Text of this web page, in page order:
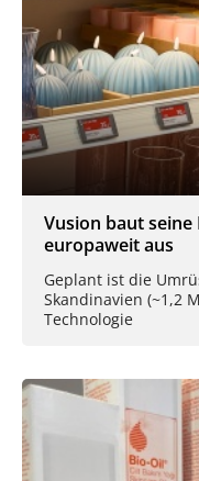
Vusion baut seine
europaweit aus
Geplant ist die
Skandinavien (~1,2
Technologie